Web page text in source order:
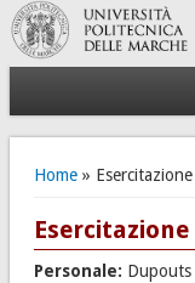
Tu sei qui
Home»
Esercitazione
Personale: Dupouts